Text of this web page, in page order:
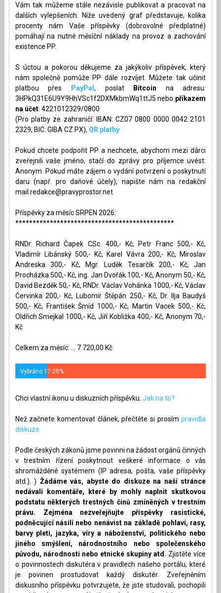
Vám tak můžeme stále nezávisle publikovat a pracovat na
dalších vylepšeních. Níže uvedený graf představuje, kolika
procenty nám Vaše příspěvky (dobrovolné předplatné)
pomáhají na nutné měsíční náklady na provoz a zachování
existence PP.
S úctou a pokorou děkujeme za jakýkoliv příspěvek, který
nám společně pomůže PP dále rozvíjet. Můžete tak učinit
platbou přes
PayPal , poslat Bitcoin na adresu:
3HPkQ31E6U9Y9HhVSc1f2DXMkbmWq1ttJ5 nebo příkazem
na účet: 4221012329/0800
(Pro platby ze zahraničí: IBAN: CZ07 0800 0000 0042 2101
2329, BIC: GIBA CZ PX), QR platby
Pokud chcete podpořit PP a nechcete, abychom mezi dárci
zveřejnili vaše jméno, stačí do zprávy pro příjemce uvést:
Anonym. Pokud máte zájem o vydání potvrzení o poskytnutí
daru (např. pro daňové účely), napište nám na redakční
mail redakce@pravyprostor.net
Příspěvky za měsíc SRPEN 2026:
**********************************************
RNDr. Richard Čapek CSc. 400,- Kč, Petr Franc 500,- Kč,
Vladimír Libánský 500,- Kč, Karel Vávra 200,- Kč, Miroslav
Andreska 300,- Kč, Mgr. Luděk Tesarčík 200,- Kč, Jan
Procházka 500,- Kč, ing. Jan Dvořák 100,- Kč, Anonym 50,- Kč,
David Bezděk 50,- Kč, RNDr. Václav Vohánka 1000,- Kč, Václav
Červinka 200,- Kč, Lubomír Štěpán 250,- Kč, Dr. Ilja Baudyš
500,- Kč, František Šmíd 1000,- Kč, Martin Vacek 500,- Kč,
Oldřich Smejkal 1000,- Kč, Jiří Kobližka 400,- Kč, Anonym 70,-
Kč
Celkem za měsíc: ... 7 720,00 Kč
Vybráno 17.00%
Chci vlastní ikonu u diskuzních příspěvku. Jak na to?
Než začnete komentovat článek, přečtěte si prosímpravidla
diskuze.
Podle českých zákonů jsme povinni na žádost orgánů činných
v trestním řízení poskytnout veškeré informace o vás
shromážděné systémem (IP adresa, pošta, vaše příspěvky
atd.). ) Žádáme vás, abyste do diskuze na naší stránce
nedávali komentáře, které by mohly naplnit skutkovou
podstatu některých trestných činů zmíněných v trestním
právu. Zejména nezveřejňujte příspěvky rasistické,
podněcující násilí nebo nenávist na základě pohlaví, rasy,
barvy pleti, jazyka, víry a náboženství, politického nebo
jiného smýšlení, národnostního nebo společenského
původu, národnosti nebo etnické skupiny atd. Zjistěte více
o povinnostech diskutéra v pravidlech našeho portálu, které
je povinen prostudovat každý diskutér. Zveřejněním
diskusního příspěvku potvrzujete, že jste studovali, pochopili